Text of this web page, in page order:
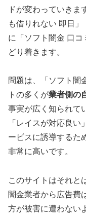
ドが変わっていきま
も借りれない 即日
に「ソフト闇金 口
どり着きます。
問題は、「ソフト闇
トの多くが業者側の
事実が広く知られて
「レイスが対応良
ービスに誘導するた
非常に高いです。
このサイトはそれと
闇金業者から広告費
方が被害に遭わない